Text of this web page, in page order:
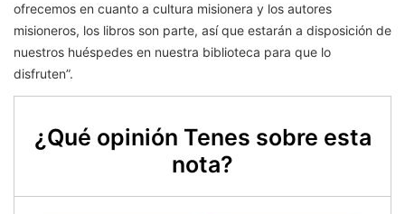
ofrecemos en cuanto a cultura misionera y los autores
misioneros, los libros son parte, así que estarán a disposición de
nuestros huéspedes en nuestra biblioteca para que lo
disfruten”.
¿Qué opinión Tenes sobre esta
nota?